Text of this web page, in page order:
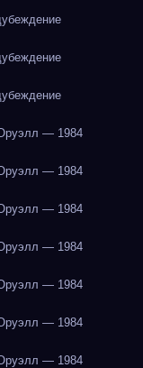
— 1984
— 1984
— 1984
— 1984
— 1984
— 1984
— 1984